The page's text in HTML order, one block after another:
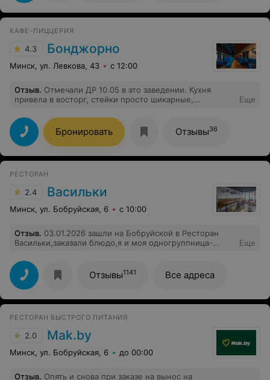
КАФЕ-ПИЦЦЕРИЯ
4.3 Бонджорно
Минск, ул. Левкова, 43 с 12:00
Отзыв. Отмечали ДР 10.05 в это заведении. Кухня
привела в восторг, стейки просто шикарные,
замечательный официант Григорий. Очень
приветливый приятный молодой человек. Спасибо за
замечательный вечер.
Еще
Бронировать Отзывы36
РЕСТОРАН
2.4 Васильки
Минск, ул. Бобруйская, 6 с 10:00
Отзыв. 03.01.2026 зашли на Бобруйской в Ресторан
Васильки,заказали блюдо,я и моя одногруппница-
одногруппницы- рвота и диарея. Можем
предположить,что с говядиной связано,врятли с
драниками, а возможно в целом блюдо,не знаю. В
общем неприятный поход. Следите за
продуктами,таких ситуаций не должно быть. Прежде
такие же симптомы, кушали в ресторане около 20:00 и
больше приема пищи не было, поэтому с
вероятностью 100% это говядина.
Еще
Отзывы1141 Все адреса
РЕСТОРАН БЫСТРОГО ПИТАНИЯ
2.0 Mak.by
Минск, ул. Бобруйская, 6 до 00:00
Отзыв. Опять и снова при заказе на вынос на